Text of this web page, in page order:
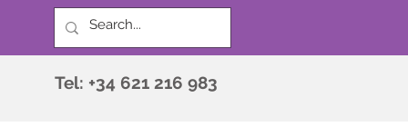
Tel: +34 621 216 983